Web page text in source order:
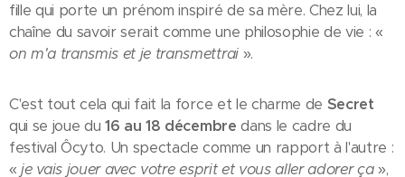
fille qui porte un prénom inspiré de sa mère. Chez lui, la
chaîne du savoir serait comme une philosophie de vie : «
on m'a transmis et je transmettrai».
C'est tout cela qui fait la force et le charme de Secret
qui se joue du 16 au 18 décembre dans le cadre du
festival Ôcyto. Un spectacle comme un rapport à l'autre :
« je vais jouer avec votre esprit et vous aller adorer ça»,